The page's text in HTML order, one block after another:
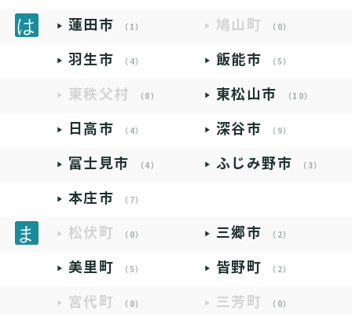
蓮田市 （1） 鳩山町 （0）
羽生市 （4） 飯能市 （5）
東秩父村 （0） 東松山市 （10）
日高市 （4） 深谷市 （9）
富士見市 （4） ふじみ野市 （3）
本庄市 （7）
松伏町 （0） 三郷市 （2）
美里町 （5） 皆野町 （2）
宮代町 （0） 三芳町 （0）